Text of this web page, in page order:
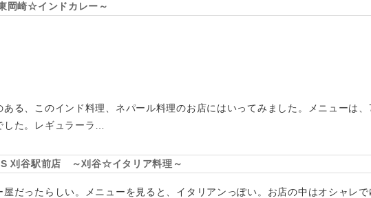
崎☆インドカレー～
る、このインド料理、ネパール料理のお店にはいってみました。メニューは
した。レギュラーラ…
刈谷駅前店 ～刈谷☆イタリア料理～
だったらしい。メニューを見ると、イタリアンっぽい。お店の中はオシャレ